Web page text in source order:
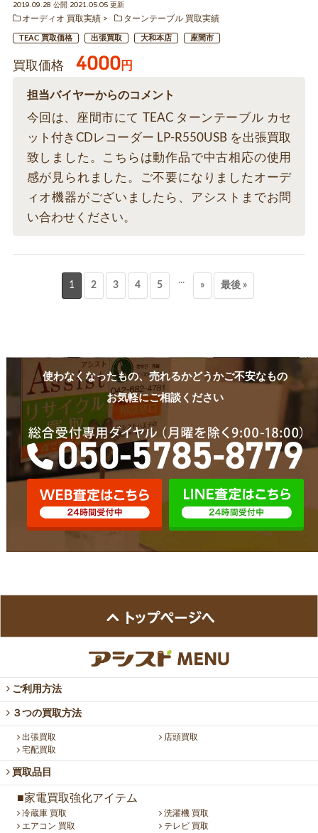
2019.09.28 公開 2021.05.05 更新
オーディオ 買取実績
ターンテーブル 買取実績
TEAC 買取価格 出張買取 大和本店 座間市
買取価格 4000円
担当バイヤーからのコメント
今回は、座間市にて TEAC ターンテーブル カセ
ット付きCDレコーダー LP-R550USB を出張買取
致しました。こちらは動作品で中古相応の使用
感が見られました。ご不要になりましたオーデ
ィオ機器がございましたら、アシストまでお問
い合わせください。
1 2 3 4 5 ... » 最後 »
使わなくなったもの、売れるかどうかご不安なもの
お気軽にご相談ください
ご利用方法
３つの買取方法
出張買取
店頭買取
宅配買取
買取品目
■家電買取強化アイテム
冷蔵庫 買取
洗濯機 買取
エアコン 買取
テレビ 買取